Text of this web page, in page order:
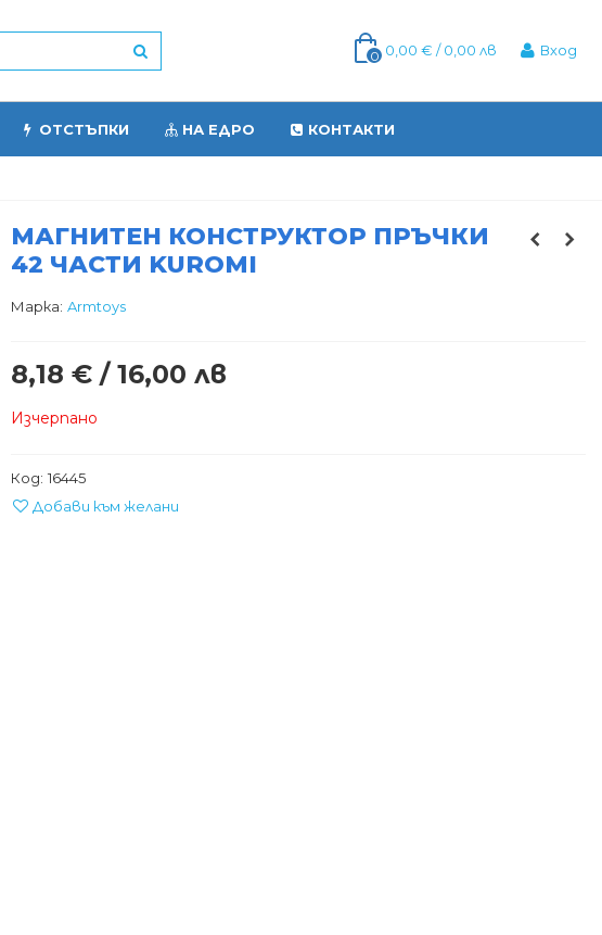
0 0,00 € / 0,00 лв Вход
ОТСТЪПКИ НА ЕДРО КОНТАКТИ
МАГНИТЕН КОНСТРУКТОР ПРЪЧКИ
42 ЧАСТИ KUROMI
Марка: Armtoys
8,18 € / 16,00 лв
Изчерпано
Код: 16445
Добави към желани